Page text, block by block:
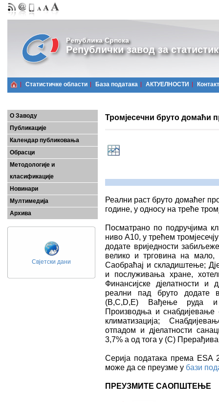
Република Српска
Републички завод за
Статистичке области Базa података АКТУЕЛНОСТИ Контакт
О Заводу
Публикације
Календар публиковања
Обрасци
Методологије и
класификације
Новинари
Мултимедија
Архива
Свјетски дани
Тромјесечни бруто домаћи
Реални раст бруто домаћег
године, у односу на треће
Посматрано по подручјима
ниво А10, у трећем
додате вриједности
велико и трговина на мало,
Саобраћај и складиштење;
и послуживања хране,
Финансијске дјелатности и
реални пад бруто додате
(B,C,D,E) Вађење руда и
Производња и снабдијевање
климатизација;
отпадом и дјелатности
3,7% а од тога у (C)
Серија података према ESA
може да се преузме у бази
ПРЕУЗМИТЕ САОПШТЕЊЕ